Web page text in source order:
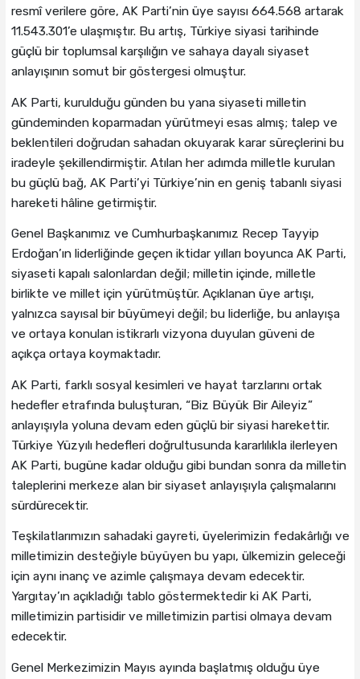
resmî verilere göre, AK Parti’nin üye sayısı 664.568 artarak
11.543.301’e ulaşmıştır. Bu artış, Türkiye siyasi tarihinde
güçlü bir toplumsal karşılığın ve sahaya dayalı siyaset
anlayışının somut bir göstergesi olmuştur.
AK Parti, kurulduğu günden bu yana siyaseti milletin
gündeminden koparmadan yürütmeyi esas almış; talep ve
beklentileri doğrudan sahadan okuyarak karar süreçlerini bu
iradeyle şekillendirmiştir. Atılan her adımda milletle kurulan
bu güçlü bağ, AK Parti’yi Türkiye’nin en geniş tabanlı siyasi
hareketi hâline getirmiştir.
Genel Başkanımız ve Cumhurbaşkanımız Recep Tayyip
Erdoğan’ın liderliğinde geçen iktidar yılları boyunca AK Parti,
siyaseti kapalı salonlardan değil; milletin içinde, milletle
birlikte ve millet için yürütmüştür. Açıklanan üye artışı,
yalnızca sayısal bir büyümeyi değil; bu liderliğe, bu anlayışa
ve ortaya konulan istikrarlı vizyona duyulan güveni de
açıkça ortaya koymaktadır.
AK Parti, farklı sosyal kesimleri ve hayat tarzlarını ortak
hedefler etrafında buluşturan, “Biz Büyük Bir Aileyiz”
anlayışıyla yoluna devam eden güçlü bir siyasi harekettir.
Türkiye Yüzyılı hedefleri doğrultusunda kararlılıkla ilerleyen
AK Parti, bugüne kadar olduğu gibi bundan sonra da milletin
taleplerini merkeze alan bir siyaset anlayışıyla çalışmalarını
sürdürecektir.
Teşkilatlarımızın sahadaki gayreti, üyelerimizin fedakârlığı ve
milletimizin desteğiyle büyüyen bu yapı, ülkemizin geleceği
için aynı inanç ve azimle çalışmaya devam edecektir.
Yargıtay’ın açıkladığı tablo göstermektedir ki AK Parti,
milletimizin partisidir ve milletimizin partisi olmaya devam
edecektir.
Genel Merkezimizin Mayıs ayında başlatmış olduğu üye